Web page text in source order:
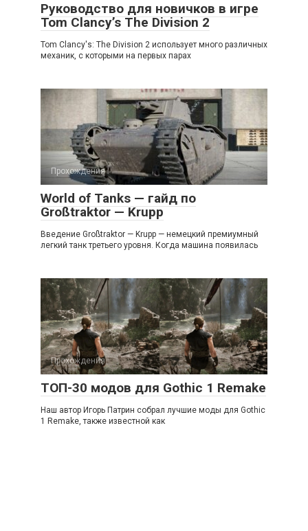
Руководство для новичков в игре
Tom Clancy’s The Division 2
Tom Clancy's: The Division 2 использует много различных
механик, с которыми на первых парах
Прохождения
World of Tanks — гайд по
Großtraktor — Krupp
Введение Großtraktor — Krupp — немецкий премиумный
легкий танк третьего уровня. Когда машина появилась
Прохождения
ТОП-30 модов для Gothic 1 Remake
Наш автор Игорь Патрин собрал лучшие моды для Gothic
1 Remake, также известной как